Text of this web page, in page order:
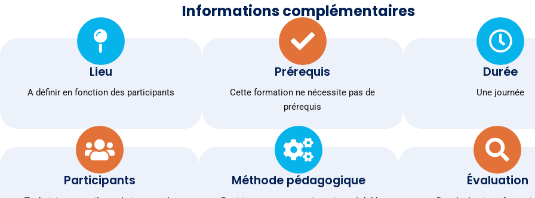
Informations complémentaires
Lieu
A définir en fonction des participants
Prérequis
Cette formation ne nécessite pas de
prérequis
Durée
Une journée
Participants Méthode pédagogique Évaluation